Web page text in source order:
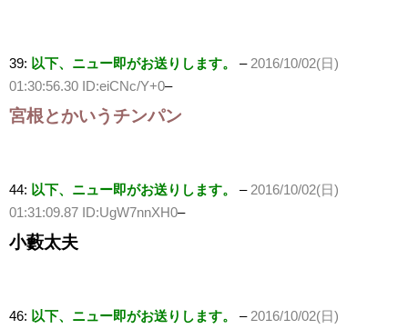
39: 以下、ニュー即がお送りします。 –2016/10/02(日)
01:30:56.30 ID:eiCNc/Y+0–
宮根とかいうチンパン
44: 以下、ニュー即がお送りします。 –2016/10/02(日)
01:31:09.87 ID:UgW7nnXH0–
小藪太夫
46: 以下、ニュー即がお送りします。 –2016/10/02(日)